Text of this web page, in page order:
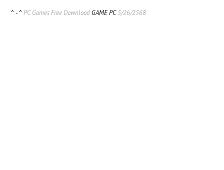
^ - ^ PC Games Free Download GAME PC5/26/2568